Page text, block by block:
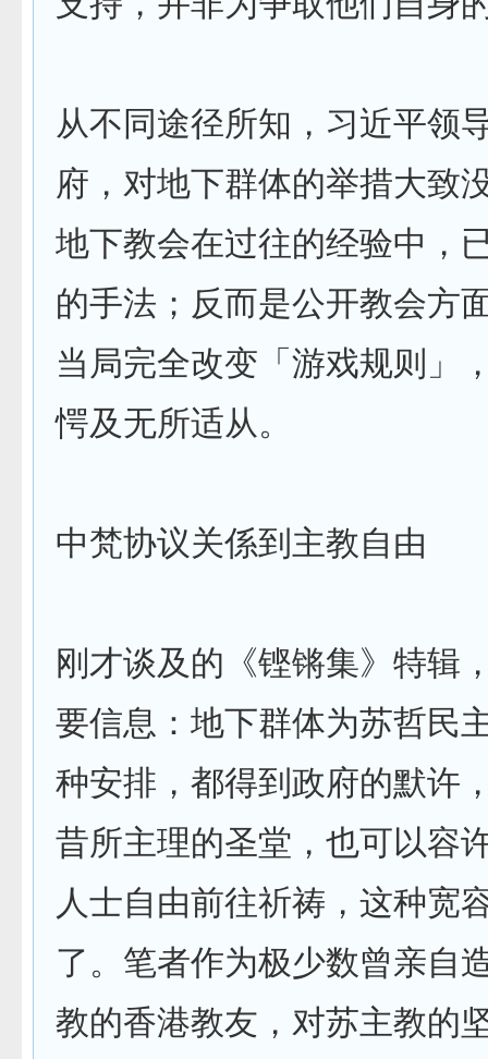
从不同途径所知，习近平领
府，对地下群体的举措大致
地下教会在过往的经验中，
的手法；反而是公开教会方
当局完全改变「游戏规则」
愕及无所适从。
中梵协议关係到主教自由
刚才谈及的《铿锵集》特辑
要信息：地下群体为苏哲民
种安排，都得到政府的默许
昔所主理的圣堂，也可以容
人士自由前往祈祷，这种宽
了。笔者作为极少数曾亲自
教的香港教友，对苏主教的